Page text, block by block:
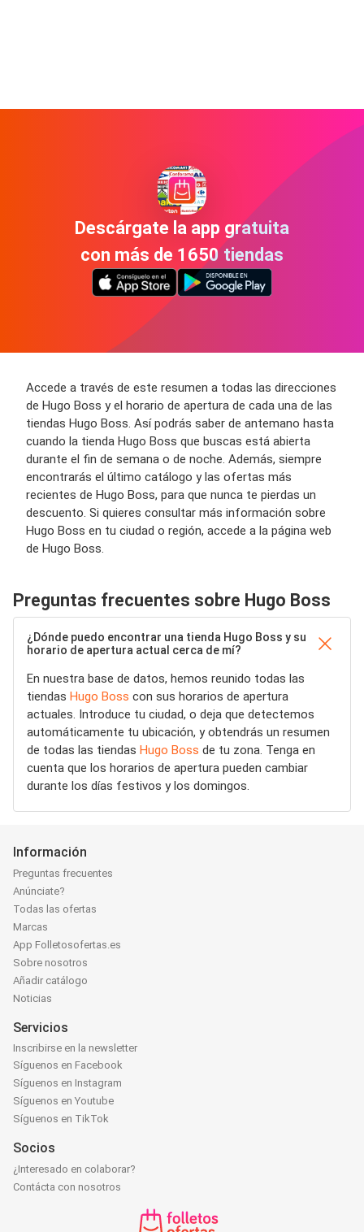
Descárgate la app gratuita
con más de 1650 tiendas
Accede a través de este resumen a todas las direcciones
de Hugo Boss y el horario de apertura de cada una de las
tiendas Hugo Boss. Así podrás saber de antemano hasta
cuando la tienda Hugo Boss que buscas está abierta
durante el fin de semana o de noche. Además, siempre
encontrarás el último catálogo y las ofertas más
recientes de Hugo Boss, para que nunca te pierdas un
descuento. Si quieres consultar más información sobre
Hugo Boss en tu ciudad o región, accede a la página web
de Hugo Boss.
Preguntas frecuentes sobre Hugo Boss
¿Dónde puedo encontrar una tienda Hugo Boss y su
horario de apertura actual cerca de mí?
En nuestra base de datos, hemos reunido todas las
tiendas Hugo Boss con sus horarios de apertura
actuales. Introduce tu ciudad, o deja que detectemos
automáticamente tu ubicación, y obtendrás un resumen
de todas las tiendas Hugo Boss de tu zona. Tenga en
cuenta que los horarios de apertura pueden cambiar
durante los días festivos y los domingos.
Información
Preguntas frecuentes
Anúnciate?
Todas las ofertas
Marcas
App Folletosofertas.es
Sobre nosotros
Añadir catálogo
Noticias
Servicios
Inscribirse en la newsletter
Síguenos en Facebook
Síguenos en Instagram
Síguenos en Youtube
Síguenos en TikTok
Socios
¿Interesado en colaborar?
Contácta con nosotros